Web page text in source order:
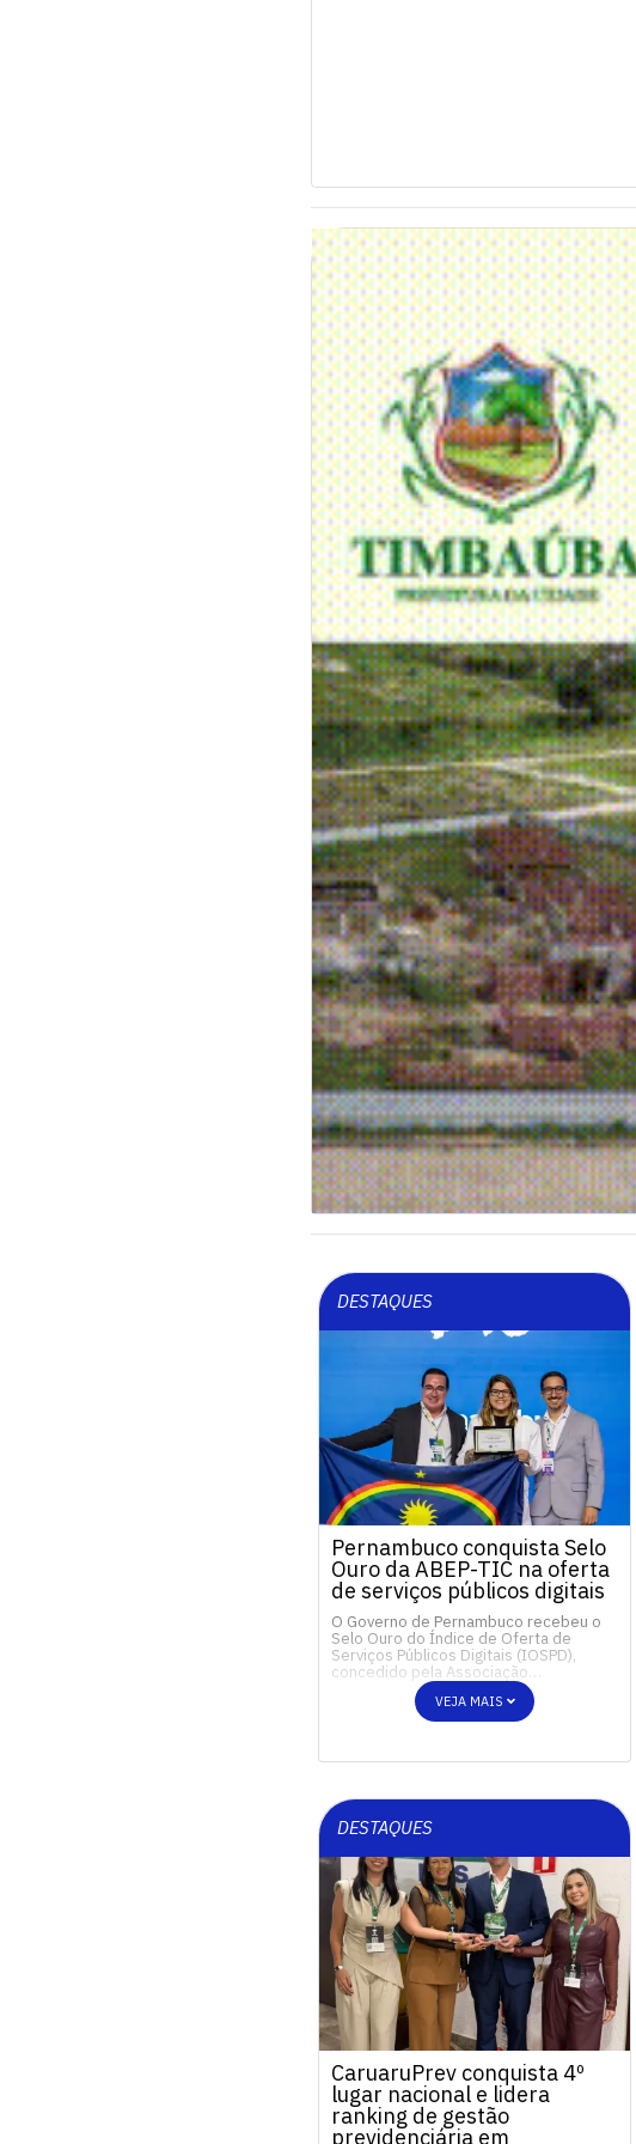
DESTAQUES
Pernambuco conquista Selo
Ouro da ABEP-TIC na oferta
de serviços públicos digitais
O Governo de Pernambuco recebeu o
Selo Ouro do Índice de Oferta de
Serviços Públicos Digitais (IOSPD),
concedido pela Associação…
VEJA MAIS
DESTAQUES
CaruaruPrev conquista 4º
lugar nacional e lidera
ranking de gestão
previdenciária em